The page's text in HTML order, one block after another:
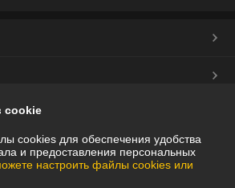
cookie
cookies для обеспечения удобства
и предоставления персональных
настроить файлы cookies или